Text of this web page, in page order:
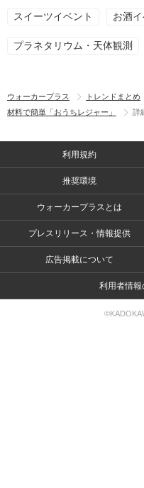
スイーツイベント お酒
プラネタリウム・天体観測
ウォーカープラス トレンドまとめ
材料で簡単「おうちレジャー」
詳
利用規約
推奨環境
ウォーカープラスとは
プレスリリース・情報提供
広告掲載について
利用者情報